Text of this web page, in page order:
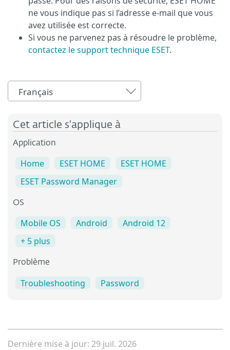
ne vous indique pas si l’adresse e-mail que vous
avez utilisée est correcte.
Si vous ne parvenez pas à résoudre le problème,
contactez le support technique ESET.
Français
Cet article s'applique à
Application
Home ESET HOME
ESET HOME
ESET Password Manager
OS
Mobile OS Android
Android 12
+ 5 plus
Problème
Troubleshooting Password
Dernière mise à jour: 29 juil. 2026